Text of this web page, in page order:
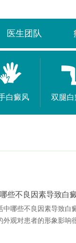
医生团队
白癜风 双腿
些不良因素导致白
中哪些不良因素导致白
外观对患者的形象影响